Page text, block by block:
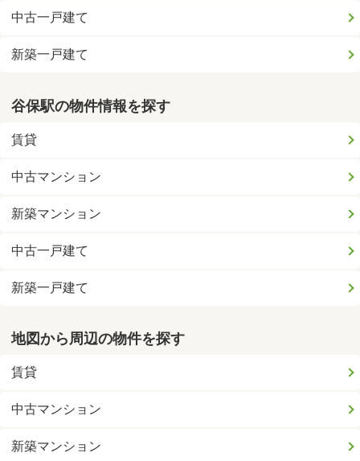
中古一戸建て
新築一戸建て
谷保駅の物件情報を探す
賃貸
中古マンション
新築マンション
中古一戸建て
新築一戸建て
地図から周辺の物件を探す
賃貸
中古マンション
新築マンション